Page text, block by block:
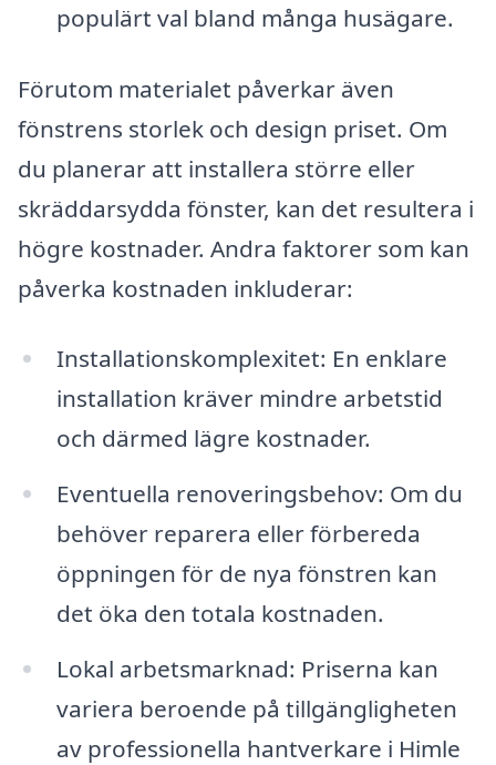
populärt val bland många husägare.
Förutom materialet påverkar även
fönstrens storlek och design priset. Om
du planerar att installera större eller
skräddarsydda fönster, kan det resultera i
högre kostnader. Andra faktorer som kan
påverka kostnaden inkluderar:
Installationskomplexitet: En enklare
installation kräver mindre arbetstid
och därmed lägre kostnader.
Eventuella renoveringsbehov: Om du
behöver reparera eller förbereda
öppningen för de nya fönstren kan
det öka den totala kostnaden.
Lokal arbetsmarknad: Priserna kan
variera beroende på tillgängligheten
av professionella hantverkare i Himle